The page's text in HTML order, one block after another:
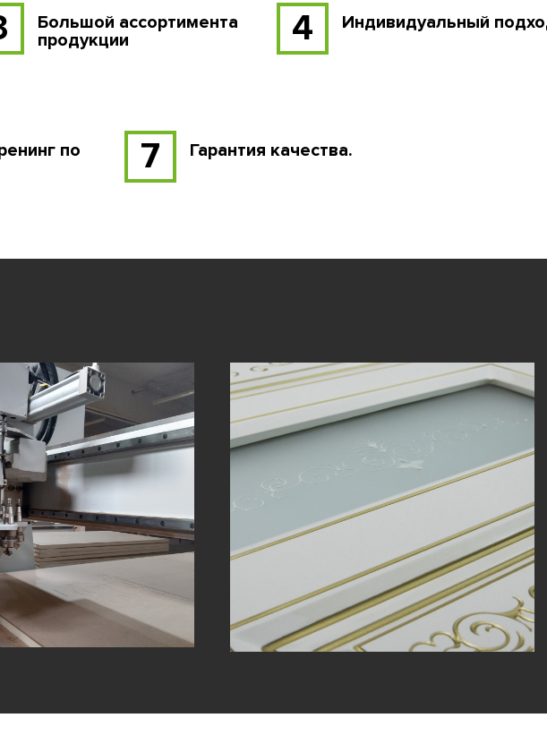
Большой ассортимента
продукции
4 Индивидуальный
по
7 Гарантия качества.